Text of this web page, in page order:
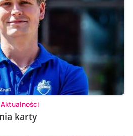
Aktualności
karty